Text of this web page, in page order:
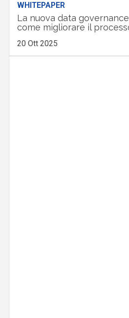
WHITEPAPER
La nuova data governance
come migliorare il
20 Ott 2025